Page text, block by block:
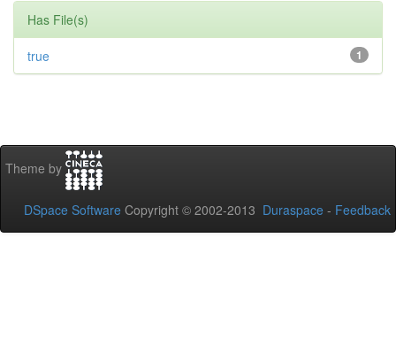
Has File(s)
1
true
Theme by
DSpace Software Copyright © 2002-2013 Duraspace - Feedback